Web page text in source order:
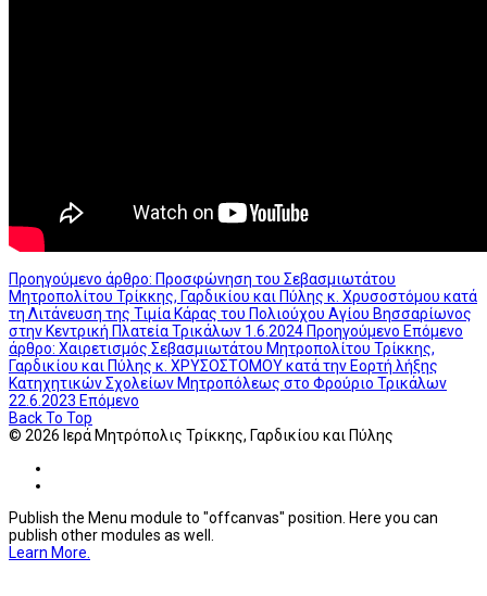
Προηγούμενο άρθρο: Προσφώνηση του Σεβασμιωτάτου
Μητροπολίτου Τρίκκης, Γαρδικίου και Πύλης κ. Χρυσοστόμου κατά
τη Λιτάνευση της Τιμία Κάρας του Πολιούχου Αγίου Βησσαρίωνος
στην Κεντρική Πλατεία Τρικάλων 1.6.2024Προηγούμενο Επόμενο
άρθρο: Χαιρετισμός Σεβασμιωτάτου Μητροπολίτου Τρίκκης,
Γαρδικίου και Πύλης κ. ΧΡΥΣΟΣΤΟΜΟΥ κατά την Εορτή λήξης
Κατηχητικών Σχολείων Μητροπόλεως στο Φρούριο Τρικάλων
22.6.2023 Επόμενο
Back To Top
© 2026 Ιερά Μητρόπολις Τρίκκης, Γαρδικίου και Πύλης
Publish the Menu module to "offcanvas" position. Here you can
publish other modules as well.
Learn More.